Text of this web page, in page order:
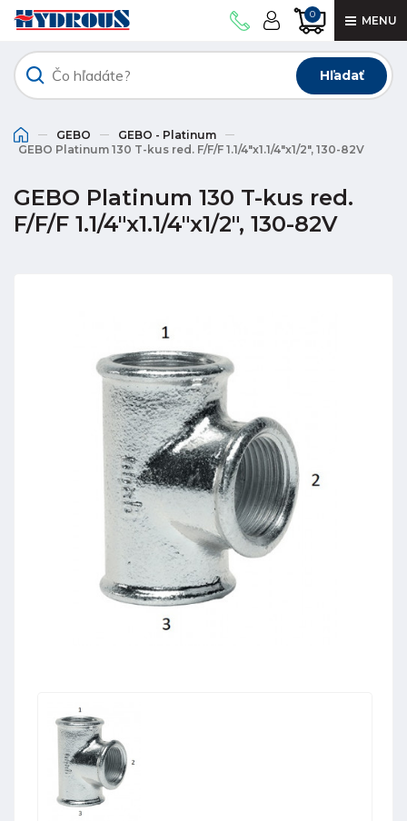
0 MENU
Hľadať
GEBO
GEBO - Platinum
GEBO Platinum 130 T-kus red. F/F/F 1.1/4"x1.1/4"x1/2", 130-82V
GEBO Platinum 130 T-kus red.
F/F/F 1.1/4"x1.1/4"x1/2", 130-82V